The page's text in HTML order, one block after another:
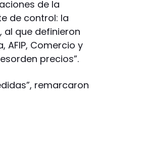
de la
de control: la
al que definieron
AFIP, Comercio y
precios”.
remarcaron